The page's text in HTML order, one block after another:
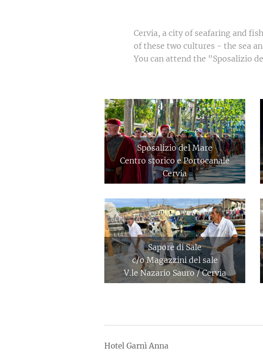
Cervia, a city of seafaring and
of these two cultures - the sea
You can attend the "Sposalizio
Sposalizio del Mare
Centro storico e Portocanale
Cervia
Sapore di Sale
c/o Magazzini del sale
V.le Nazario Sauro / Cervia
Hotel Garnì Anna